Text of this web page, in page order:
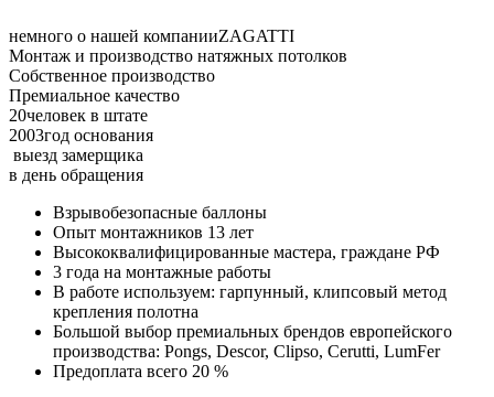
немного о нашей компанииZAGATTI
Монтаж и производство натяжных потолков
Собственное производство
Премиальное качество
20человек в штате
2003год основания
выезд замерщика
в день обращения
Взрывобезопасные баллоны
Опыт монтажников 13 лет
Высококвалифицированные мастера, граждане РФ
3 года на монтажные работы
В работе используем: гарпунный, клипсовый метод
крепления полотна
Большой выбор премиальных брендов европейского
производства: Pongs, Descor, Clipso, Cerutti, LumFer
Предоплата всего 20 %